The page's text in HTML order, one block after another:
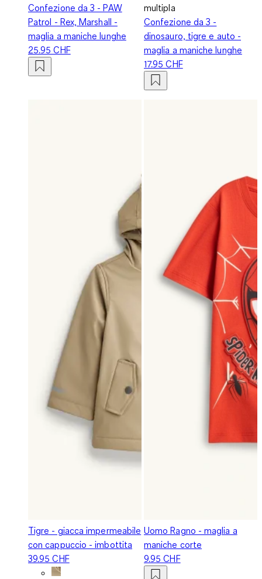
Confezione da 3 - PAW
Patrol - Rex, Marshall -
maglia a maniche lunghe
25.95 CHF
multipla
Confezione da 3 -
dinosauro, tigre e auto -
maglia a maniche lunghe
17.95 CHF
Tigre - giacca impermeabile
con cappuccio - imbottita
39.95 CHF
Uomo Ragno - maglia a
maniche corte
9.95 CHF